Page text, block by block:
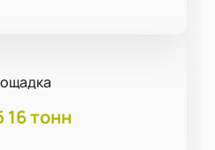
16 тонн